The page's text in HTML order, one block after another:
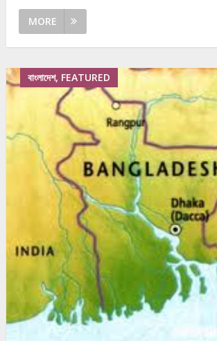
MORE
বাংলাদেশ, FEATURED